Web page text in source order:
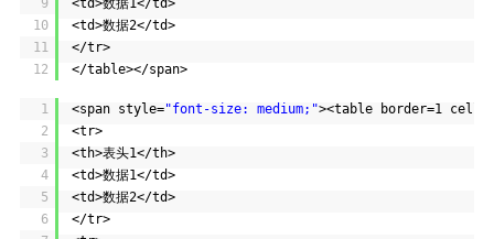
10
11
12
<td>数据2</td>
</tr>
</table></span>
1
2
3
4
5
6
<span style="font-size: medium;"><table border=1
<tr>
<th>表头1</th>
<td>数据1</td>
<td>数据2</td>
</tr>